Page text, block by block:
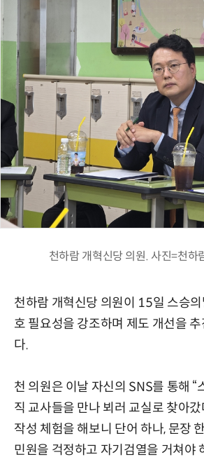
천하람 개혁신당 의원. 사진=천하
천하람 개혁신당 의원이 15일 스승
호 필요성을 강조하며 제도 개선을
다.
천 의원은 이날 자신의 SNS를 통해 “
직 교사들을 만나 뵈러 교실로 찾아
작성 체험을 해보니 단어 하나, 문장
민원을 걱정하고 자기검열을 거쳐야